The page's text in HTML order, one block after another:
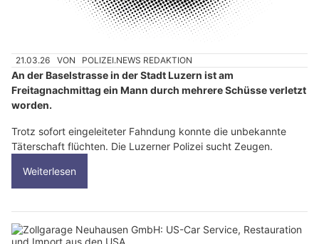
21.03.26 VON POLIZEI.NEWS REDAKTION
An der Baselstrasse in der Stadt Luzern ist am
Freitagnachmittag ein Mann durch mehrere Schüsse verletzt
worden.
Trotz sofort eingeleiteter Fahndung konnte die unbekannte
Täterschaft flüchten. Die Luzerner Polizei sucht Zeugen.
Weiterlesen